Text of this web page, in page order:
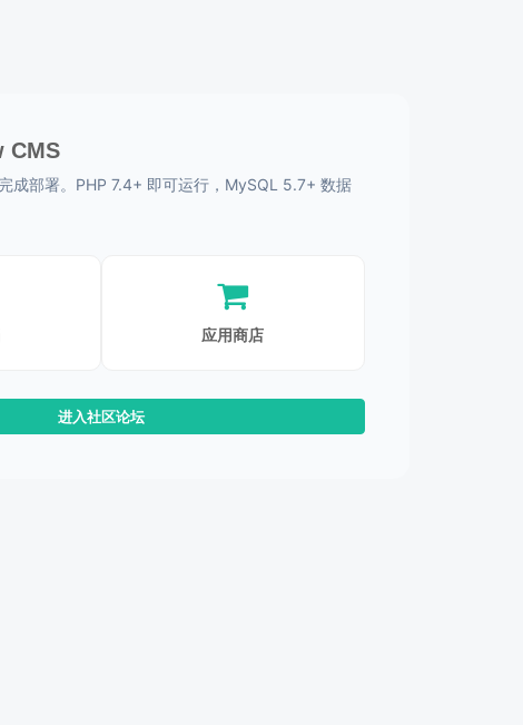
CMS
成部署。PHP 7.4+ 即可运行，MySQL 5.7+ 数据
应用商店
进入社区论坛